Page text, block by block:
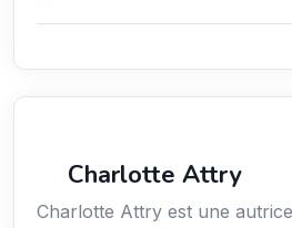
Charlotte Attry
Charlotte Attry est une